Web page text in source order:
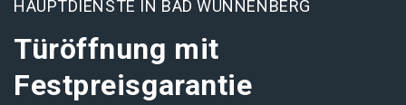
HAUPTDIENSTE IN BAD WÜNNENBERG
Türöffnung mit
Festpreisgarantie